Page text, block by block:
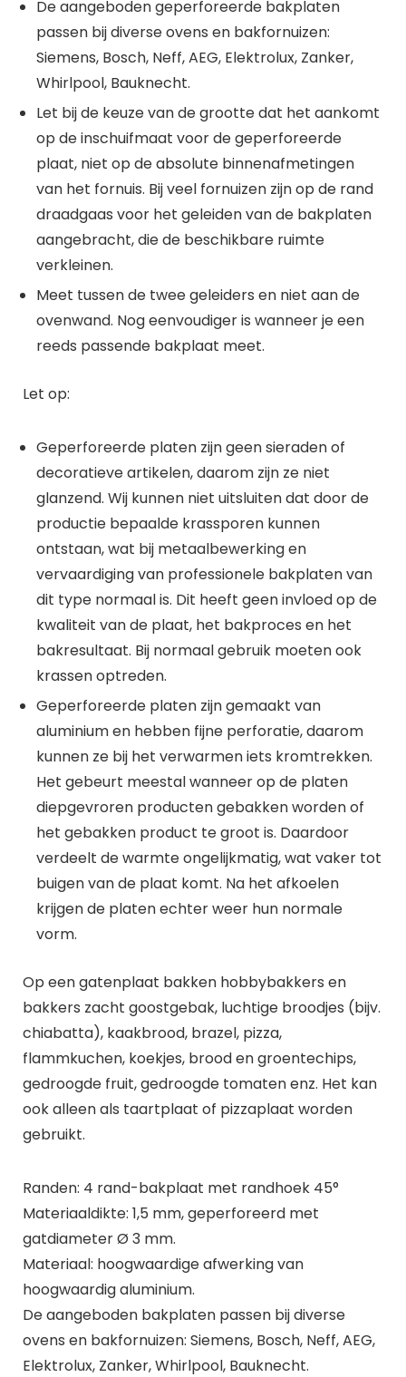
De aangeboden geperforeerde bakplaten
passen bij diverse ovens en bakfornuizen:
Siemens, Bosch, Neff, AEG, Elektrolux, Zanker,
Whirlpool, Bauknecht.
Let bij de keuze van de grootte dat het aankomt
op de inschuifmaat voor de geperforeerde
plaat, niet op de absolute binnenafmetingen
van het fornuis. Bij veel fornuizen zijn op de rand
draadgaas voor het geleiden van de bakplaten
aangebracht, die de beschikbare ruimte
verkleinen.
Meet tussen de twee geleiders en niet aan de
ovenwand. Nog eenvoudiger is wanneer je een
reeds passende bakplaat meet.
Let op:
Geperforeerde platen zijn geen sieraden of
decoratieve artikelen, daarom zijn ze niet
glanzend. Wij kunnen niet uitsluiten dat door de
productie bepaalde krassporen kunnen
ontstaan, wat bij metaalbewerking en
vervaardiging van professionele bakplaten van
dit type normaal is. Dit heeft geen invloed op de
kwaliteit van de plaat, het bakproces en het
bakresultaat. Bij normaal gebruik moeten ook
krassen optreden.
Geperforeerde platen zijn gemaakt van
aluminium en hebben fijne perforatie, daarom
kunnen ze bij het verwarmen iets kromtrekken.
Het gebeurt meestal wanneer op de platen
diepgevroren producten gebakken worden of
het gebakken product te groot is. Daardoor
verdeelt de warmte ongelijkmatig, wat vaker tot
buigen van de plaat komt. Na het afkoelen
krijgen de platen echter weer hun normale
vorm.
Op een gatenplaat bakken hobbybakkers en
bakkers zacht goostgebak, luchtige broodjes (bijv.
chiabatta), kaakbrood, brazel, pizza,
flammkuchen, koekjes, brood en groentechips,
gedroogde fruit, gedroogde tomaten enz. Het kan
ook alleen als taartplaat of pizzaplaat worden
gebruikt.
Randen: 4 rand-bakplaat met randhoek 45°
Materiaaldikte: 1,5 mm, geperforeerd met
gatdiameter Ø 3 mm.
Materiaal: hoogwaardige afwerking van
hoogwaardig aluminium.
De aangeboden bakplaten passen bij diverse
ovens en bakfornuizen: Siemens, Bosch, Neff, AEG,
Elektrolux, Zanker, Whirlpool, Bauknecht.